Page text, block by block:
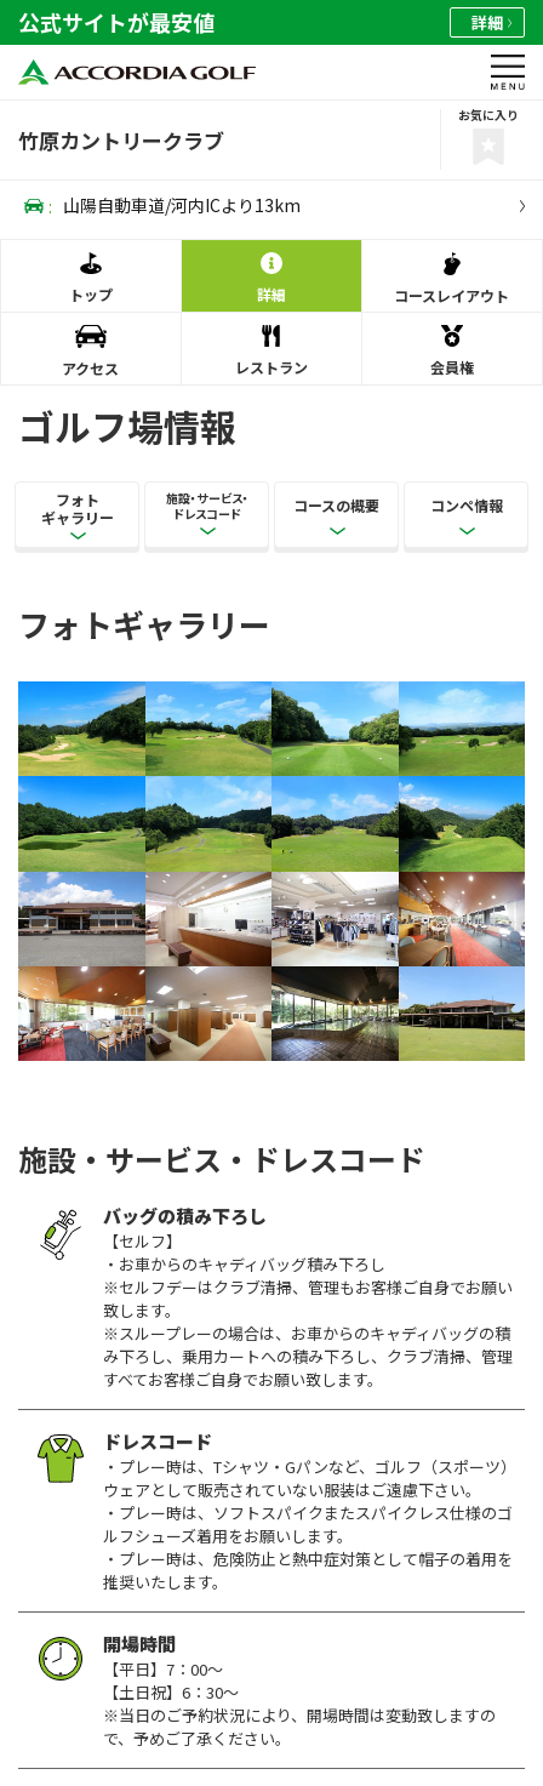
公式サイトが最安値 詳細
竹原カントリークラブ
お気に入り
: 山陽自動車道/河内ICより13km
トップ 詳細 コースレイアウト
アクセス レストラン 会員権
ゴルフ場情報
フォト
ギャラリー
施設・サービス・
ドレスコード
コースの概要 コンペ情報
フォトギャラリー
施設・サービス・ドレスコード
バッグの積み下ろし
【セルフ】
・お車からのキャディバッグ積み下ろし
※セルフデーはクラブ清掃、管理もお客様ご自身でお願い
致します。
※スループレーの場合は、お車からのキャディバッグの積
み下ろし、乗用カートへの積み下ろし、クラブ清掃、管理
すべてお客様ご自身でお願い致します。
ドレスコード
・プレー時は、Tシャツ・Gパンなど、ゴルフ（スポーツ）
ウェアとして販売されていない服装はご遠慮下さい。
・プレー時は、ソフトスパイクまたスパイクレス仕様のゴ
ルフシューズ着用をお願いします。
・プレー時は、危険防止と熱中症対策として帽子の着用を
推奨いたします。
開場時間
【平日】7：00～
【土日祝】6：30～
※当日のご予約状況により、開場時間は変動致しますの
で、予めご了承ください。